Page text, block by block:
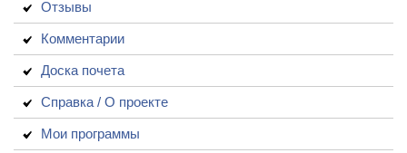
Отзывы
Комментарии
Доска почета
Справка / О проекте
Мои программы